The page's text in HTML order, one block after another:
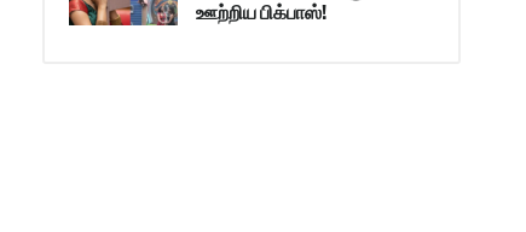
ஊற்றிய பிக்பாஸ்!